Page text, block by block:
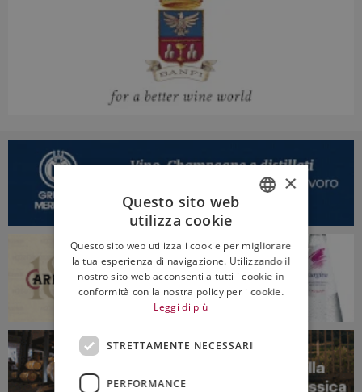
ENGLISH
×
Questo sito web
utilizza cookie
Questo sito web utilizza i cookie per migliorare
la tua esperienza di navigazione. Utilizzando il
nostro sito web acconsenti a tutti i cookie in
conformità con la nostra policy per i cookie.
Leggi di più
STRETTAMENTE NECESSARI
PERFORMANCE